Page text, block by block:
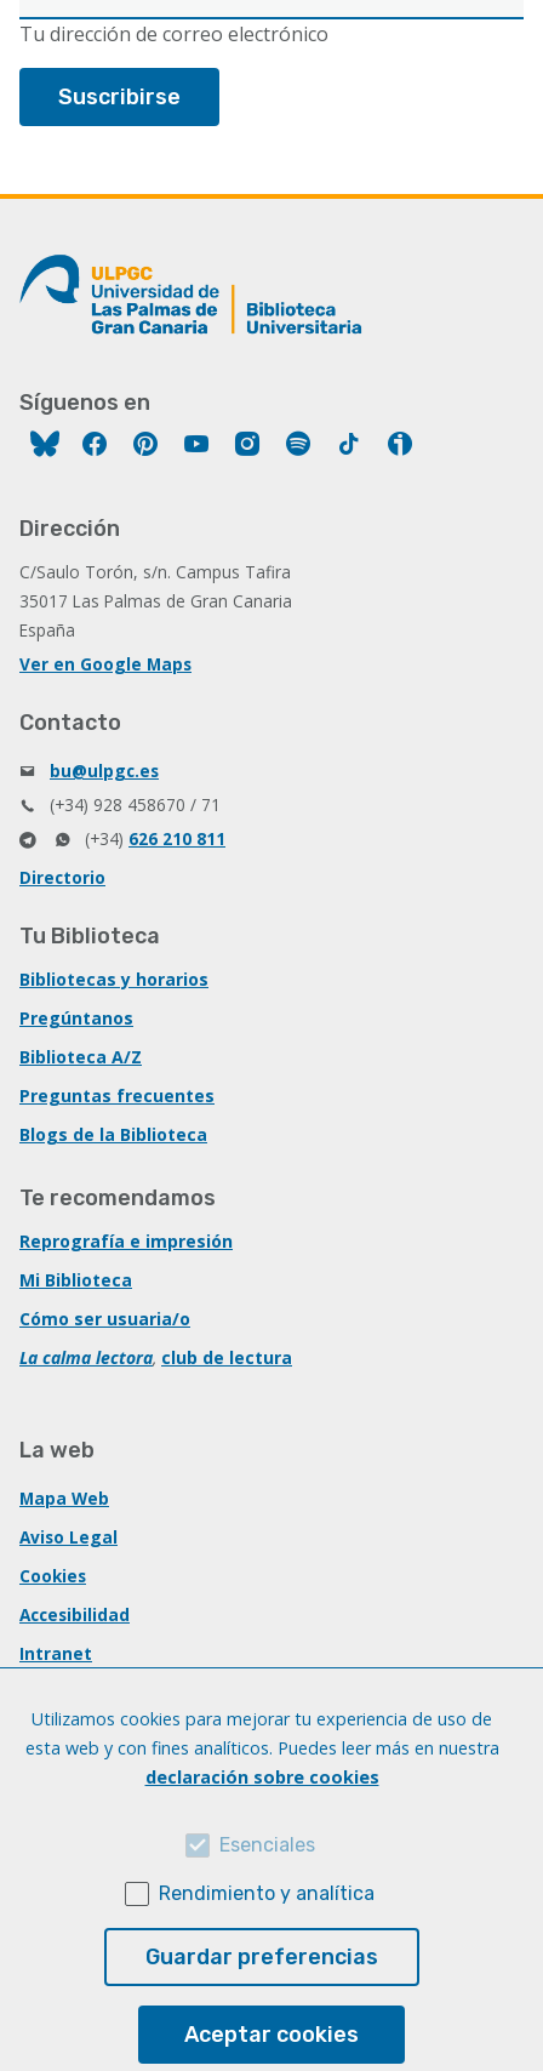
electrónico
Tu dirección de correo electrónico
Síguenos en
FacebookPinterestYouTubeInstagram
Spotify Tiktok
Dirección
C/Saulo Torón, s/n. Campus Tafira
35017 Las Palmas de Gran Canaria
España
Ver en Google Maps
Contacto
bu@ulpgc.es
(+34) 928 458670 / 71
(+34) 626 210 811
Directorio
Tu Biblioteca
Bibliotecas y horarios
Pregúntanos
Biblioteca A/Z
Preguntas frecuentes
Blogs de la Biblioteca
Te recomendamos
Reprografía e impresión
Mi Biblioteca
Cómo ser usuaria/o
La calma lectora, club de lectura
La web
Mapa Web
Aviso Legal
Cookies
Accesibilidad
Intranet
Utilizamos cookies para mejorar tu experiencia de uso de
esta web y con fines analíticos. Puedes leer más en nuestra
declaración sobre cookies
Esenciales
Rendimiento y analítica
Guardar preferencias
Aceptar cookies